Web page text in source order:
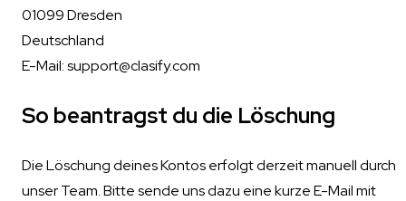
01099 Dresden
Deutschland
E-Mail:support@clasify.com
So beantragst du die Löschung
Die Löschung deines Kontos erfolgt derzeit manuell durch
unser Team. Bitte sende uns dazu eine kurze E-Mail mit